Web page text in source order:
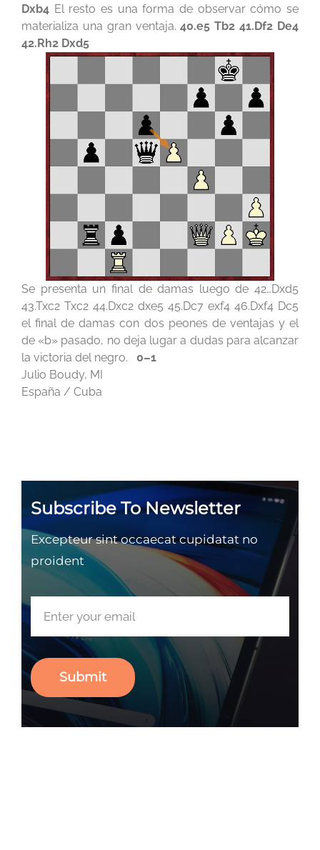
Dxb4 El resto es una forma de observar cómo se
materializa una gran ventaja.40.e5 Tb2 41.Df2 De4
42.Rh2 Dxd5
Se presenta un final de damas luego de 42…Dxd5
43.Txc2 Txc2 44.Dxc2 dxe5 45.Dc7 exf4 46.Dxf4 Dc5
el final de damas con dos peones de ventajas y el
de «b» pasado, no deja lugar a dudas para alcanzar
la victoria del negro.
0–1
Julio Boudy, MI
España / Cuba
Subscribe To Newsletter
Excepteur sint occaecat cupidatat no
proident
Submit